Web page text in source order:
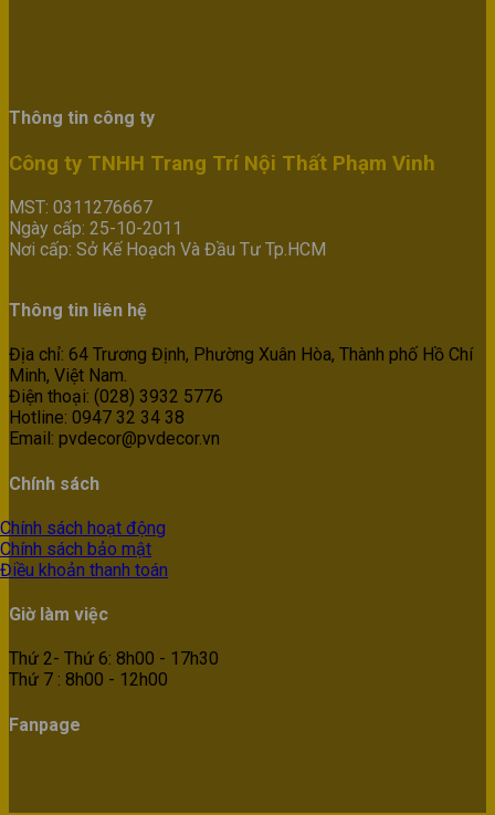
Thông tin công ty
Công ty TNHH Trang Trí Nội Thất Phạm Vinh
MST: 0311276667
Ngày cấp: 25-10-2011
Nơi cấp: Sở Kế Hoạch Và Đầu Tư Tp.HCM
Thông tin liên hệ
Địa chỉ: 64 Trương Định, Phường Xuân Hòa, Thành phố Hồ Chí
Minh, Việt Nam.
Điện thoại: (028) 3932 5776
Hotline: 0947 32 34 38
Email: pvdecor@pvdecor.vn
Chính sách
Chính sách hoạt động
Chính sách bảo mật
Điều khoản thanh toán
Giờ làm việc
Thứ 2- Thứ 6: 8h00 - 17h30
Thứ 7 : 8h00 - 12h00
Fanpage